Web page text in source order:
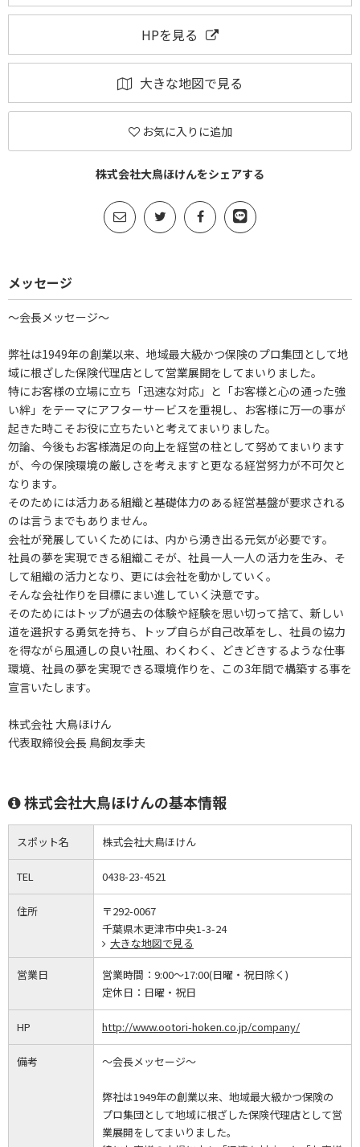
HPを見る
大きな地図で見る
お気に入りに追加
株式会社大鳥ほけんをシェアする
メッセージ
～会長メッセージ～
弊社は1949年の創業以来、地域最大級かつ保険のプロ集団として地
域に根ざした保険代理店として営業展開をしてまいりました。
特にお客様の立場に立ち「迅速な対応」と「お客様と心の通った強
い絆」をテーマにアフターサービスを重視し、お客様に万一の事が
起きた時こそお役に立ちたいと考えてまいりました。
勿論、今後もお客様満足の向上を経営の柱として努めてまいります
が、今の保険環境の厳しさを考えますと更なる経営努力が不可欠と
なります。
そのためには活力ある組織と基礎体力のある経営基盤が要求される
のは言うまでもありません。
会社が発展していくためには、内から湧き出る元気が必要です。
社員の夢を実現できる組織こそが、社員一人一人の活力を生み、そ
して組織の活力となり、更には会社を動かしていく。
そんな会社作りを目標にまい進していく決意です。
そのためにはトップが過去の体験や経験を思い切って捨て、新しい
道を選択する勇気を持ち、トップ自らが自己改革をし、社員の協力
を得ながら風通しの良い社風、わくわく、どきどきするような仕事
環境、社員の夢を実現できる環境作りを、この3年間で構築する事を
宣言いたします。
株式会社 大鳥ほけん
代表取締役会長 鳥飼友季夫
株式会社大鳥ほけんの基本情報
スポット名 株式会社大鳥ほけん
TEL 0438-23-4521
住所
〒292-0067
千葉県木更津市中央1-3-24
大きな地図で見る
営業日 営業時間： 9:00～17:00(日曜・祝日除く)
定休日： 日曜・祝日
HP http://www.ootori-hoken.co.jp/company/
備考 ～会長メッセージ～
弊社は1949年の創業以来、地域最大級かつ保険の
プロ集団として地域に根ざした保険代理店として営
業展開をしてまいりました。